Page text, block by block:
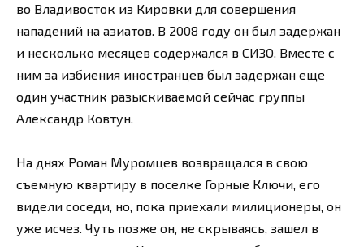
во Владивосток из Кировки для совершения
нападений на азиатов. В 2008 году он был задержан
и несколько месяцев содержался в СИЗО. Вместе с
ним за избиения иностранцев был задержан еще
один участник разыскиваемой сейчас группы
Александр Ковтун.
На днях Роман Муромцев возвращался в свою
съемную квартиру в поселке Горные Ключи, его
видели соседи, но, пока приехали милиционеры, он
уже исчез. Чуть позже он, не скрываясь, зашел в